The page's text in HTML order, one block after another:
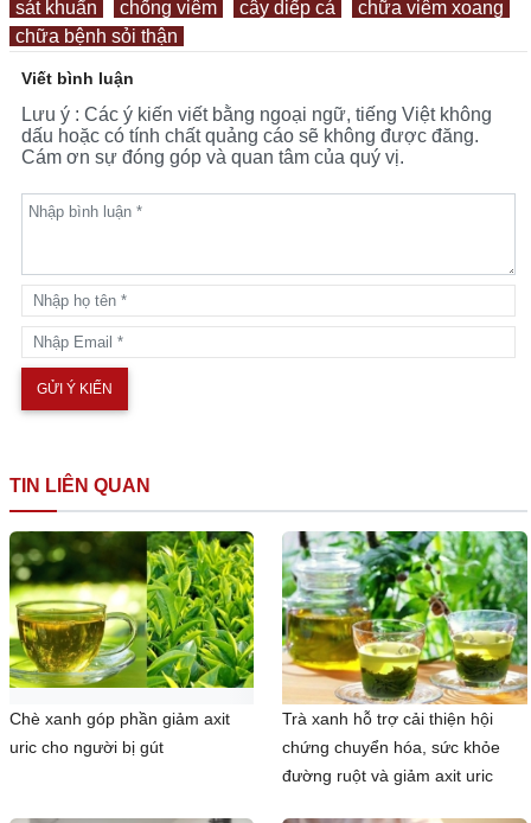
sát khuẩn chống viêm cây diếp cá
chữa viêm xoang
chữa bệnh sỏi thận
Viết bình luận
Lưu ý : Các ý kiến viết bằng ngoại ngữ, tiếng Việt không
dấu hoặc có tính chất quảng cáo sẽ không được đăng.
Cám ơn sự đóng góp và quan tâm của quý vị.
TIN LIÊN QUAN
Chè xanh góp phần giảm axit
uric cho người bị gút
Trà xanh hỗ trợ cải thiện hội
chứng chuyển hóa, sức khỏe
đường ruột và giảm axit uric